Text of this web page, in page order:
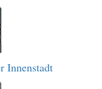
Innenstadt